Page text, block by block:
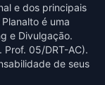
e dos principais
é uma
e Divulgaçāo.
Prof. 05/DRT-AC).
de seus